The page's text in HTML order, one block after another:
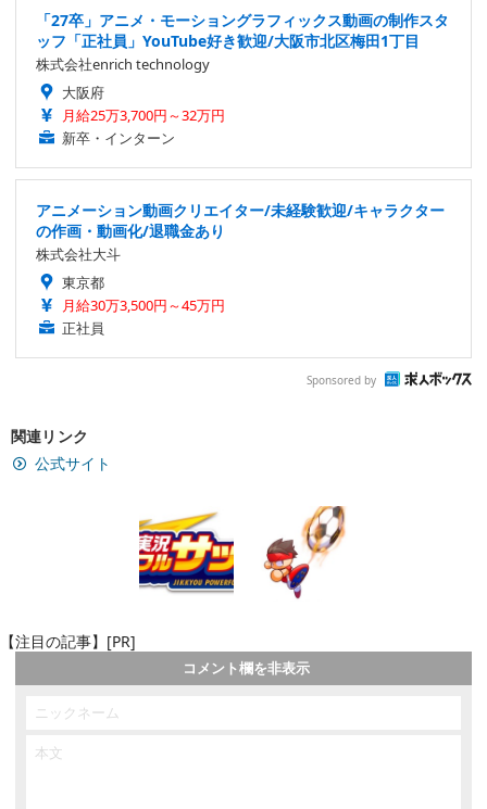
「27卒」アニメ・モーショングラフィックス動画の制作スタ
ッフ「正社員」YouTube好き歓迎/大阪市北区梅田1丁目
株式会社enrich technology
大阪府
月給25万3,700円～32万円
新卒・インターン
アニメーション動画クリエイター/未経験歓迎/キャラクター
の作画・動画化/退職金あり
株式会社大斗
東京都
月給30万3,500円～45万円
正社員
Sponsored by
関連リンク
公式サイト
【注目の記事】[PR]
コメント欄を非表示